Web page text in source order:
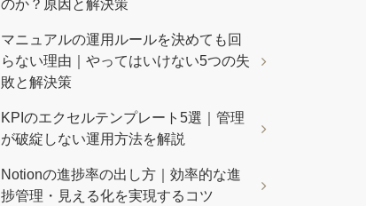
のか？原因と解決策
マニュアルの運用ルールを決めても回
らない理由｜やってはいけない5つの失
敗と解決策
KPIのエクセルテンプレート5選｜管理
が破綻しない運用方法を解説
Notionの進捗率の出し方｜効率的な進
捗管理・見える化を実現するコツ